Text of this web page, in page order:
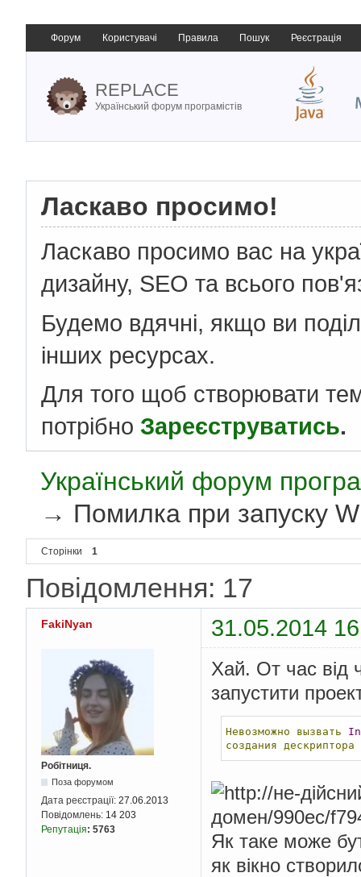
Форум Користувачі Правила Пошук Реєстрація
REPLACE
Український форум програмістів
Ласкаво просимо!
Ласкаво просимо вас на
дизайну, SEO та всього
Будемо вдячні, якщо ви
інших ресурсах.
Для того щоб створювати
потрібно Зареєструватись.
Український форум
→ Помилка при запуску
Сторінки 1
Повідомлення: 17
FakiNyan 31.05.2014
Робітниця.
Поза форумом
Дата реєстрації: 27.06.2013
Повідомлень: 14 203
Репутація: 5763
Хай. От час від
запустити
Невозможно вызвать
создания дескриптора
Як таке може
як вікно